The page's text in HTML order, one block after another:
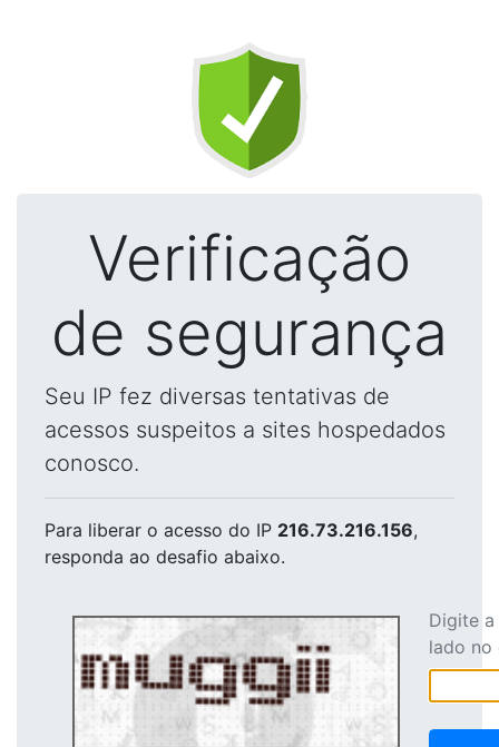
Verificação
de segurança
Seu IP fez diversas tentativas de
acessos suspeitos a sites hospedados
conosco.
Para liberar o acesso do IP 216.73.216.156,
responda ao desafio abaixo.
Digite
lado no